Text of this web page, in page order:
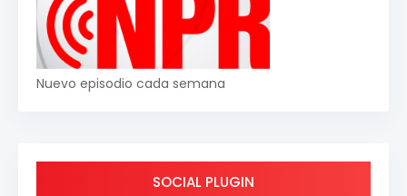
Nuevo episodio cada semana
SOCIAL PLUGIN